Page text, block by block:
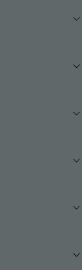
率以及养分保持
（如滑石粉）和
提升，产生所需
的催化活性。
化时间和强度特
于粒度分布。